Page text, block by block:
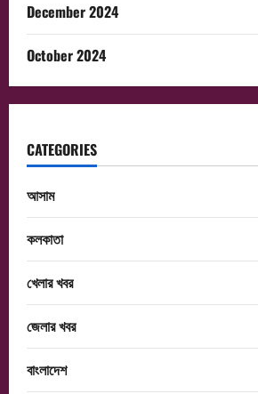
December 2024
October 2024
CATEGORIES
আসাম
কলকাতা
খেলার খবর
জেলার খবর
বাংলাদেশ